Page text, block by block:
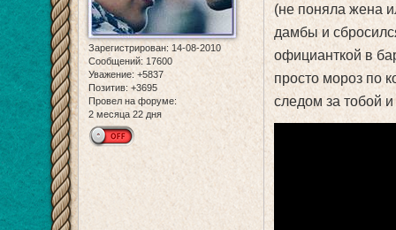
Зарегистрирован: 14-08-2010
Сообщений: 17600
Уважение: +5837
Позитив: +3695
Провел на форуме:
2 месяца 22 дня
(не поняла жена
дамбы и
официанткой в
просто мороз по
следом за тобой